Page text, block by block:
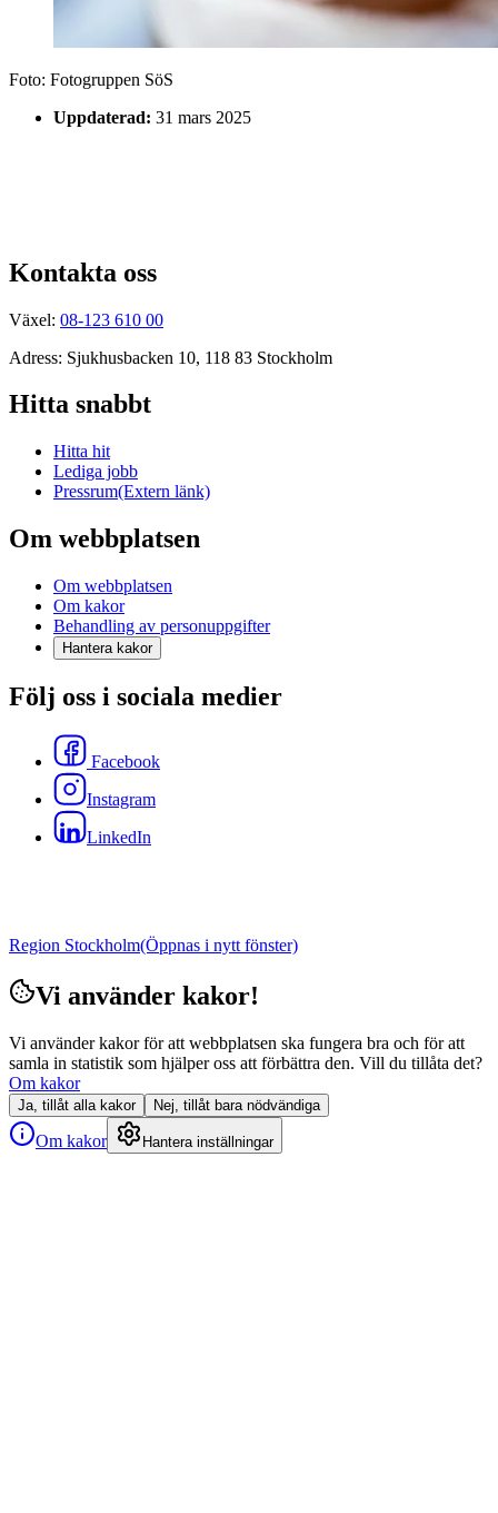
Foto: Fotogruppen SöS
Uppdaterad: 31 mars 2025
Kontakta oss
Växel: 08-123 610 00
Adress: Sjukhusbacken 10, 118 83 Stockholm
Hitta snabbt
Hitta hit
Lediga jobb
Pressrum(Extern länk)
Om webbplatsen
Om webbplatsen
Om kakor
Behandling av personuppgifter
Hantera kakor
Följ oss i sociala medier
Facebook
Instagram
LinkedIn
Region Stockholm(Öppnas i nytt fönster)
Vi använder kakor!
Vi använder kakor för att webbplatsen ska fungera bra och för att
samla in statistik som hjälper oss att förbättra den. Vill du tillåta det?
Om kakor
Ja, tillåt alla kakor Nej, tillåt bara nödvändiga
Om kakor Hantera inställningar